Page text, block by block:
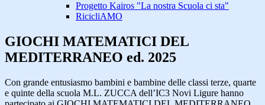
Progetto Kairos "La nostra Scuola ci sta"
RicicliAMO
GIOCHI MATEMATICI DEL
MEDITERRANEO ed. 2025
Con grande entusiasmo bambini e bambine delle classi terze, quarte
e quinte della scuola M.L. ZUCCA dell’IC3 Novi Ligure hanno